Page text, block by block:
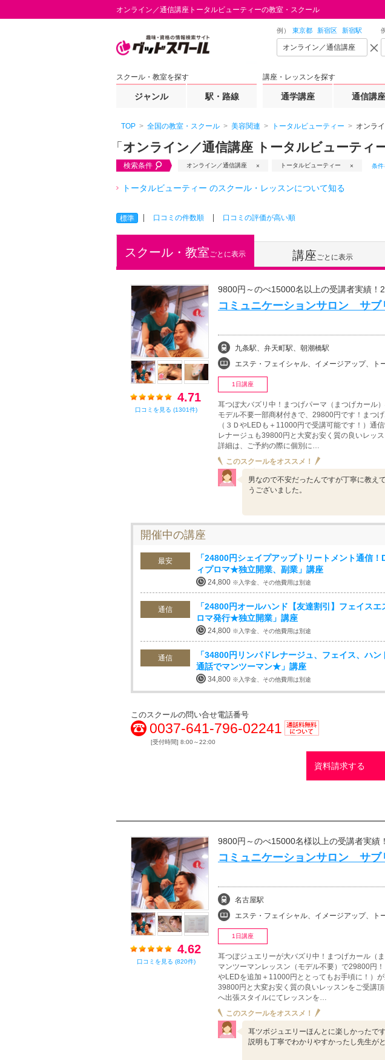
オンライン／通信講座トータルビューティーの教室・スクール
例） 東京都 新宿区 新宿駅
スクール・教室を探す
ジャンル 駅・路線
講座・レッスンを探す
通学講座 通信講座
TOP 全国の教室・スクール 美容関連 トータルビューティー オンラ
「 オンライン／通信講座 トータルビューティ
検索条件 オンライン／通信講座 トータルビューティー 条件
トータルビューティー のスクール・レッスンについて知る
標準 口コミの件数順 口コミの評価が高い順
スクール・教室ごとに表示 講座ごとに表示
4.71
口コミを見る (1301件)
9800円～のべ15000名以上の受講者実績！
コミュニケーションサロン サブ
九条駅、弁天町駅、朝潮橋駅
エステ・フェイシャル、イメージアップ、トータルビューティー、小顔矯正、美容その他、
1日講座
耳つぼ大バズリ中！まつげパーマ（まつげカール
モデル不要一部商材付きで、29800円です！まつ
（３ＤやLEDも＋11000円で受講可能です！）通
レナージュも39800円と大変お安く質の良いレッ
詳細は、ご予約の際に個別に…
このスクールをオススメ！
男なので不安だったんですが丁寧に教え
うございました。
開催中の講座
最安
「24800円シェイプアップトリートメント通信
ィプロマ★独立開業、副業」講座
24,800 ※入学金、その他費用は別途
通信
「24800円オールハンド【友達割引】フェイス
ロマ発行★独立開業」講座
24,800 ※入学金、その他費用は別途
通信
「34800円リンパドレナージュ、フェイス、ハ
通話でマンツーマン★」講座
34,800 ※入学金、その他費用は別途
このスクールの問い合せ電話番号
0037-641-796-02241
無料
[受付時間] 8:00～22:00
資料請求する
4.62
口コミを見る (820件)
9800円～のべ15000名様以上の受講者実績
コミュニケーションサロン サブ
名古屋駅
エステ・フェイシャル、イメージアップ、トータルビューティー、小顔矯正、まつ毛エクス
1日講座
耳つぼジュエリーが大バズり中！まつげカール（
マンツーマンレッスン（モデル不要）で29800円
やLEDを追加＋11000円ととってもお手頃に！）
39800円と大変お安く質の良いレッスンをご受講
へ出張スタイルにてレッスンを…
このスクールをオススメ！
耳ツボジュエリーほんとに楽しかったです
説明も丁寧でわかりやすかったし先生が